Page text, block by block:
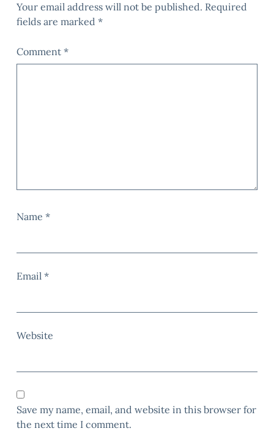
Your email address will not be published. Required
fields are marked *
Comment *
Name *
Email *
Website
Save my name, email, and website in this browser for
the next time I comment.